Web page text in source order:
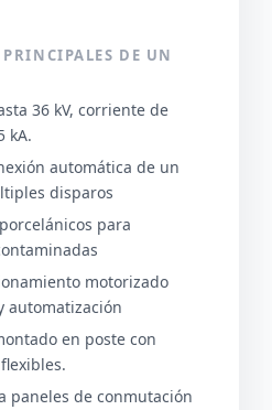
DE UN
36 kV, corriente de
kA.
automática de un
disparos
para
motorizado
automatización
en poste con
paneles de conmutación